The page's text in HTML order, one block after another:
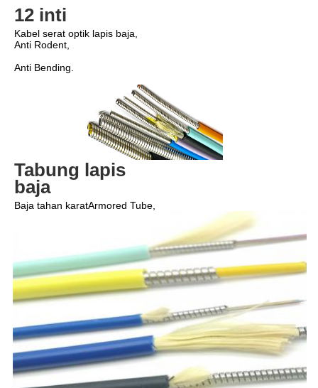
12 inti
Kabel serat optik lapis baja,
Anti Rodent,
Anti Bending.
Tabung lapis
baja
Baja tahan karatArmored Tube,